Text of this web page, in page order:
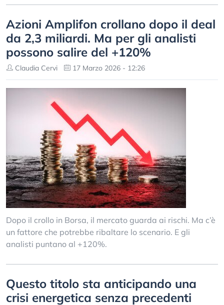
Azioni Amplifon crollano dopo il deal
da 2,3 miliardi. Ma per gli analisti
possono salire del +120%
Claudia Cervi 17 Marzo 2026 - 12:26
Dopo il crollo in Borsa, il mercato guarda ai rischi. Ma c’è
un fattore che potrebbe ribaltare lo scenario. E gli
analisti puntano al +120%.
Questo titolo sta anticipando una
crisi energetica senza precedenti